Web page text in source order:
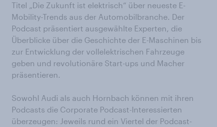
Titel „Die Zukunft ist elektrisch“ über neueste E-
Mobility-Trends aus der Automobilbranche. Der
Podcast präsentiert ausgewählte Experten, die
Überblicke über die Geschichte der E-Maschinen bis
zur Entwicklung der vollelektrischen Fahrzeuge
geben und revolutionäre Start-ups und Macher
präsentieren.
Sowohl Audi als auch Hornbach können mit ihren
Podcasts die Corporate Podcast-Interessierten
überzeugen: Jeweils rund ein Viertel der Podcast-